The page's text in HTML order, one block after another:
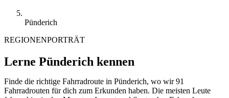
Pünderich
REGIONENPORTRÄT
Lerne Pünderich kennen
Finde die richtige Fahrradroute in Pünderich, wo wir 91
Fahrradrouten für dich zum Erkunden haben. Die meisten Leute